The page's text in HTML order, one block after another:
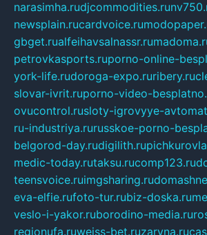
narasimha.rudjcommodities.ru
newsplain.rucardvoice.ru
gbget.rualfeihavsalnassr.ru
petrovkasports.ruporno-online-
york-life.rudoroga-expo.ruribery.ru
slovar-ivrit.ruporno-video-
ovucontrol.rusloty-igrovyye-
ru-industriya.rurusskoe-porno-
belgorod-day.rudigilith.ru
medic-today.rutaksu.rucomp123.ru
teensvoice.ruimgsharing.ru
eva-elfie.rufoto-tur.rubiz-doska.ru
veslo-i-yakor.ruborodino-media.ru
regionufa.ruweiss-bet.ruzaryna.ru